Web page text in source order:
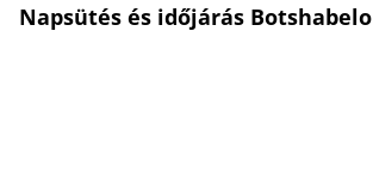
Napsütés és időjárás Botshabelo